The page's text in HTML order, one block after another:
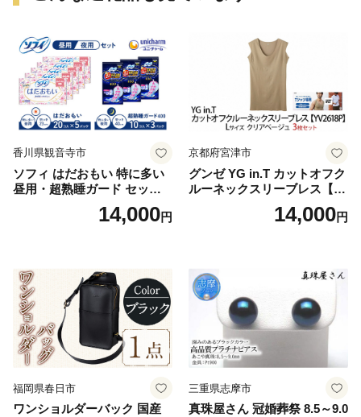
香川県観音寺市
ソフィ はだおもい 特に多い
昼用・超熟睡ガード セット
羽付き ナプキン 生理用品 サ
ニタリー ユニ・チャーム
14,000円
京都府宮津市
グンゼ YG in.T カットオフク
ルーネックスリーブレス【Y
V2618P】Lサイズ クリアベ
ージュ3枚セット [№5716-04
14,000円
福岡県春日市
ワンショルダーバック 国産
三重県志摩市
真珠屋さん 冠婚葬祭 8.5～9.0